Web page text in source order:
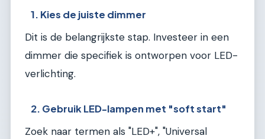
1. Kies de juiste dimmer
Dit is de belangrijkste stap. Investeer in een
dimmer die specifiek is ontworpen voor LED-
verlichting.
2. Gebruik LED-lampen met "soft start"
Zoek naar termen als "LED+", "Universal